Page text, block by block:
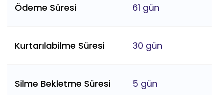
Ödeme Süresi 61 gün
Kurtarılabilme Süresi 30 gün
Silme Bekletme Süresi 5 gün